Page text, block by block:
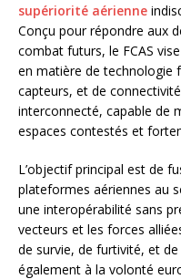
supériorité aérienne
Conçu pour répondre aux
combat futurs, le FCAS
en matière de technologie
capteurs, et de
interconnecté, capable de
espaces contestés et
L’objectif principal est de
plateformes aériennes au
une interopérabilité sans
vecteurs et les forces
de survie, de furtivité, et
également à la volonté